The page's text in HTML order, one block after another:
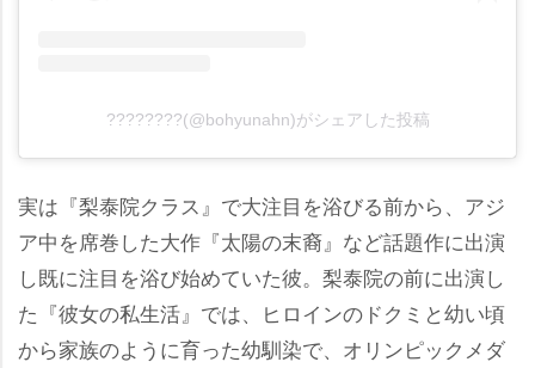
????????(@bohyunahn)がシェアした投稿
実は『梨泰院クラス』で大注目を浴びる前から、アジ
ア中を席巻した大作『太陽の末裔』など話題作に出演
し既に注目を浴び始めていた彼。梨泰院の前に出演し
た『彼女の私生活』では、ヒロインのドクミと幼い頃
から家族のように育った幼馴染で、オリンピックメダ